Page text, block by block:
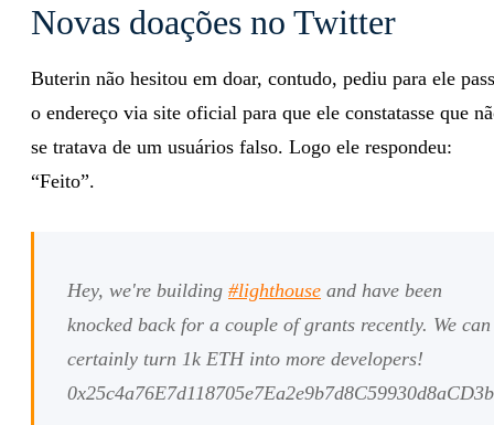
Novas doações no Twitter
Buterin não hesitou em doar, contudo, pediu para ele
o endereço via site oficial para que ele constatasse que
se tratava de um usuários falso. Logo ele respondeu:
“Feito”.
Hey, we're building #lighthouse and have been
knocked back for a couple of grants recently. We can
certainly turn 1k ETH into more developers!
0x25c4a76E7d118705e7Ea2e9b7d8C59930d8aCD3b